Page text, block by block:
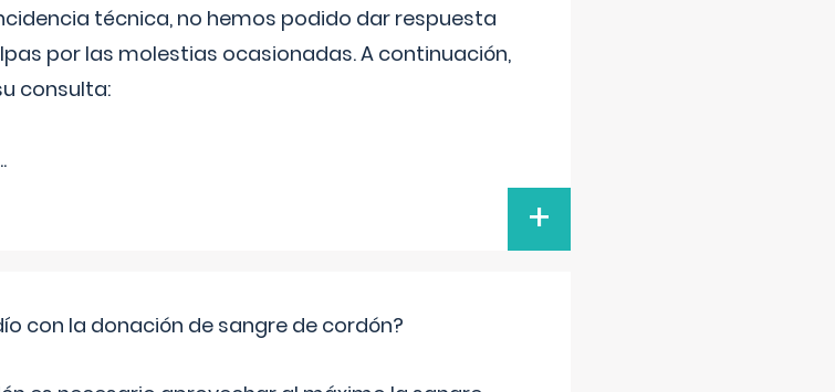
técnica, no hemos podido dar respuesta
por las molestias ocasionadas. A continuación,
consulta:
+
con la donación de sangre de cordón?